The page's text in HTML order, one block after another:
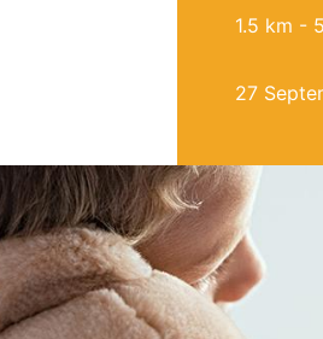
1.5 km -
27